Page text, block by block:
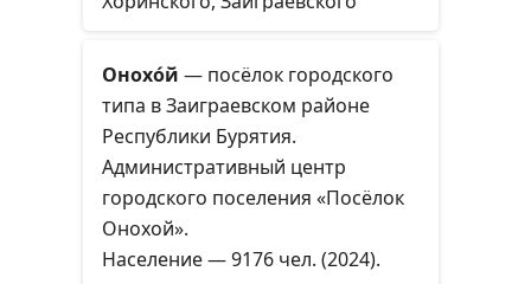
Улан-Удэ Республики Бурятия.
Онохо́й — посёлок городского
типа в Заиграевском районе
Республики Бурятия.
Административный центр
городского поселения «Посёлок
Онохой».
Население — 9176 чел. (2024).